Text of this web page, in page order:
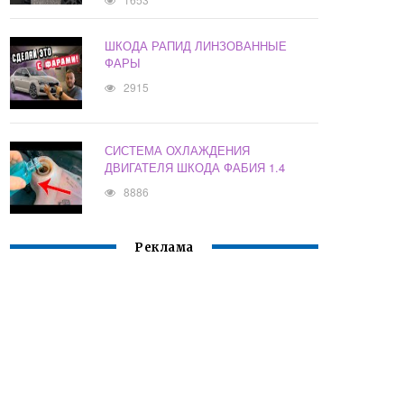
ШКОДА РАПИД ЛИНЗОВАННЫЕ
ФАРЫ
2915
СИСТЕМА ОХЛАЖДЕНИЯ
ДВИГАТЕЛЯ ШКОДА ФАБИЯ 1.4
8886
Реклама